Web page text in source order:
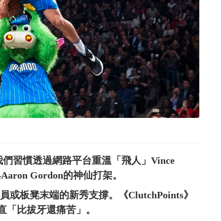
習慣透過網路平台重溫「飛人」Vince
Gordon的神仙打架。
或板凳末端的新秀支撐。《ClutchPoints》
比拔牙還痛苦」。